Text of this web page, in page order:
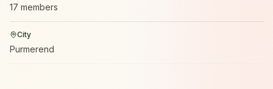
17 members
City
Purmerend